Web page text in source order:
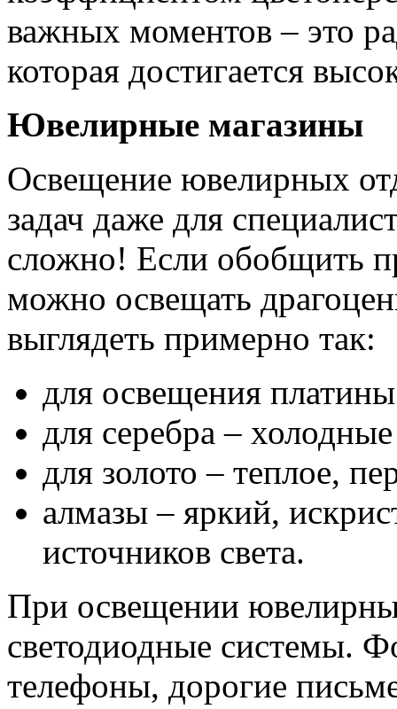
важных моментов – это
которая достигается
Ювелирные магазины
Освещение ювелирных
задач даже для
сложно! Если обобщить
можно освещать
выглядеть примерно так:
для освещения
для серебра –
для золото – теплое,
алмазы – яркий,
источников света.
При освещении
светодиодные системы.
телефоны, дорогие